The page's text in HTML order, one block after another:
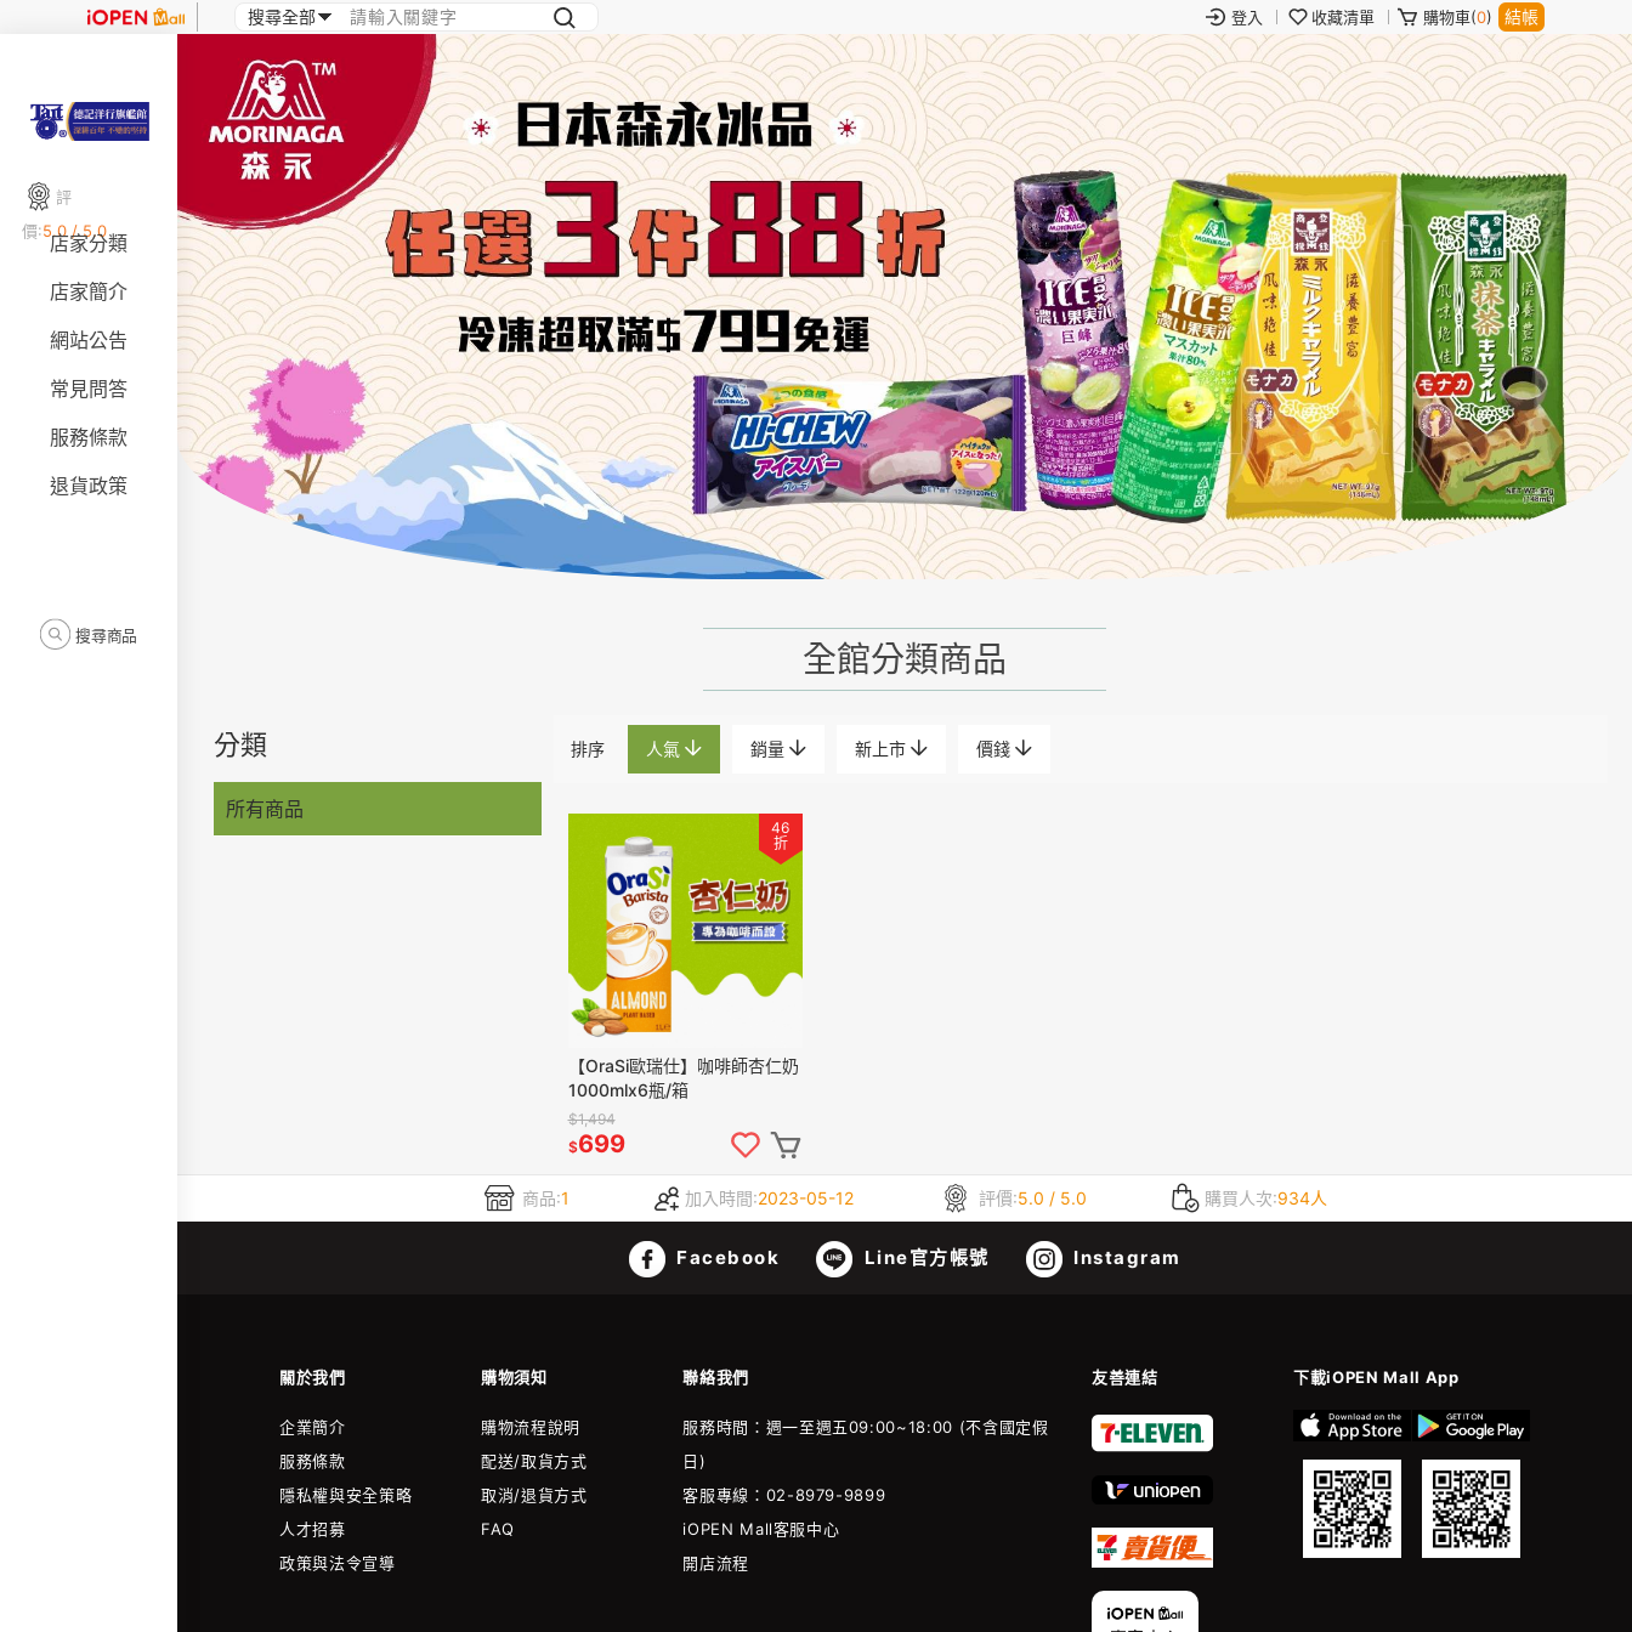
登入 收藏清單 購物車(0) 結帳
評
價:5.0 / 5.0
搜尋商品
店家分類
店家簡介
網站公告
常見問答
服務條款
退貨政策
全館分類商品
分類
所有商品
排序 人氣 銷量 新上市 價錢
46
折
【OraSi歐瑞仕】咖啡師杏仁奶
1000mlx6瓶/箱
$1,494
$699
商品:1 加入時間:2023-05-12 評價:5.0 / 5.0 購買人次:934人
Facebook Line官方帳號 Instagram
關於我們 購物須知 聯絡我們 友善連結 下載iOPEN Mall App
企業簡介
服務條款
隱私權與安全策略
人才招募
政策與法令宣導
購物流程說明
配送/取貨方式
取消/退貨方式
FAQ
服務時間：週一至週五09:00~18:00 (不含國定假
日)
客服專線：02-8979-9899
iOPEN Mall客服中心
開店流程